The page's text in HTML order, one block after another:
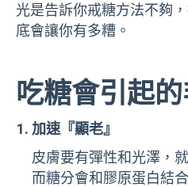
光是告訴你戒糖方法不夠
底會讓你有多糟。
吃糖會引起
加速『顯老』
皮膚要有彈性和光澤，
而糖分會和膠原蛋白結